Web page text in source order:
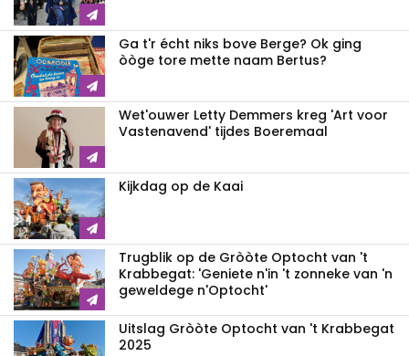
Ga t'r écht niks bove Berge? Ok ging
òòge tore mette naam Bertus?
Wet'ouwer Letty Demmers kreg 'Art voor
Vastenavend' tijdes Boeremaal
Kijkdag op de Kaai
Trugblik op de Gròòte Optocht van 't
Krabbegat: 'Geniete n'in 't zonneke van 'n
geweldege n'Optocht'
Uitslag Gròòte Optocht van 't Krabbegat
2025